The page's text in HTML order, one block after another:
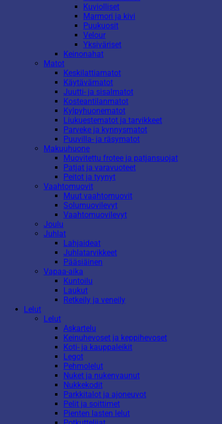
Kuviolliset
Marmori ja kivi
Puukuosit
Velour
Yksiväriset
Keinonahat
Matot
Keskilattiamatot
Käytävämatot
Juutti- ja sisalmatot
Kosteantilanmatot
Kylpyhuonematot
Liukuestematot ja tarvikkeet
Parveke ja kynnysmatot
Puuvilla- ja räsymatot
Makuuhuone
Muovitettu frotee ja patjansuojat
Patjat ja varavuoteet
Peitot ja tyynyt
Vaahtomuovit
Muut vaahtomuovit
Solumuovilevyt
Vaahtomuovilevyt
Joulu
Juhlat
Lahjaideat
Juhlatarvikkeet
Pääsiäinen
Vapaa-aika
Kuntoilu
Laukut
Retkeily ja veneily
Lelut
Lelut
Askartelu
Keinuhevoset ja keppihevoset
Koti- ja kauppaleikit
Legot
Pehmolelut
Nuket ja nukenvaunut
Nukkekodit
Parkkitalot ja ajoneuvot
Pelit ja soittimet
Pienten lasten lelut